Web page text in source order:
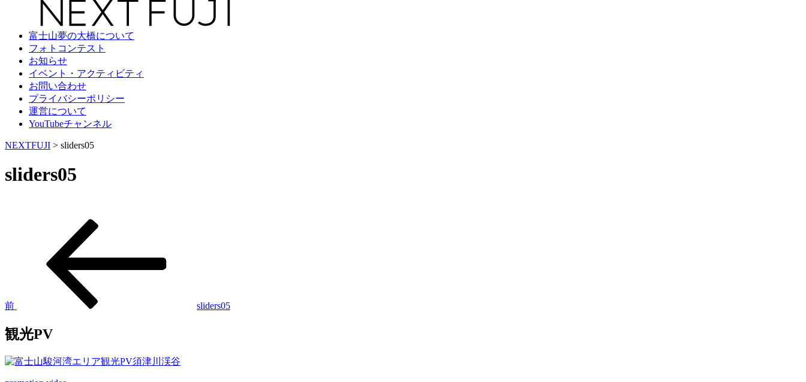
富士山夢の大橋について
フォトコンテスト
お知らせ
イベント・アクティビティ
お問い合わせ
プライバシーポリシー
運営について
YouTubeチャンネル
NEXTFUJI > sliders05
sliders05
ゲ
ー
シ
ョ
前 sliders05
観光PV